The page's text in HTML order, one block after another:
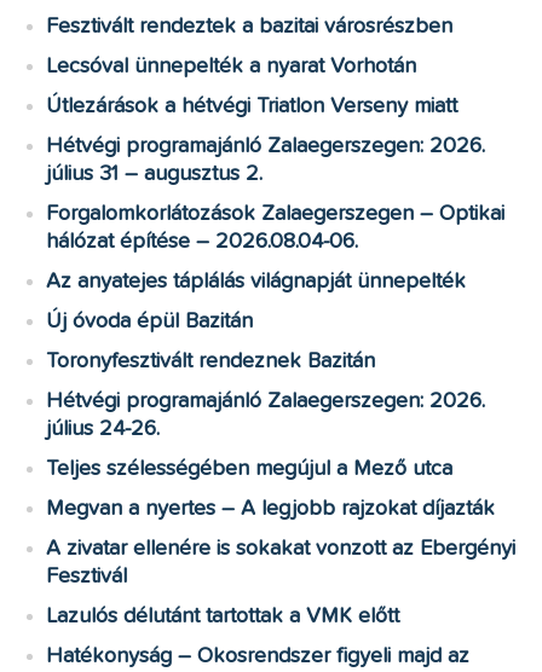
Fesztivált rendeztek a bazitai városrészben
Lecsóval ünnepelték a nyarat Vorhotán
Útlezárások a hétvégi Triatlon Verseny miatt
Hétvégi programajánló Zalaegerszegen: 2026.
július 31 – augusztus 2.
Forgalomkorlátozások Zalaegerszegen – Optikai
hálózat építése – 2026.08.04-06.
Az anyatejes táplálás világnapját ünnepelték
Új óvoda épül Bazitán
Toronyfesztivált rendeznek Bazitán
Hétvégi programajánló Zalaegerszegen: 2026.
július 24-26.
Teljes szélességében megújul a Mező utca
Megvan a nyertes – A legjobb rajzokat díjazták
A zivatar ellenére is sokakat vonzott az Ebergényi
Fesztivál
Lazulós délutánt tartottak a VMK előtt
Hatékonyság – Okosrendszer figyeli majd az